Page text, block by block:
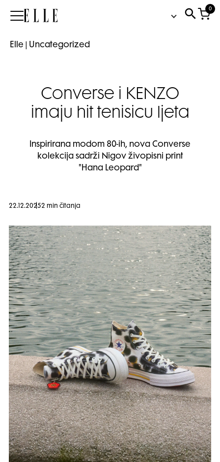
Elle
0
Elle Uncategorized
Converse i KENZO
imaju hit tenisicu ljeta
Inspirirana modom 80-ih, nova Converse
kolekcija sadrži Nigov živopisni print
"Hana Leopard"
22.12.20252 min čitanja